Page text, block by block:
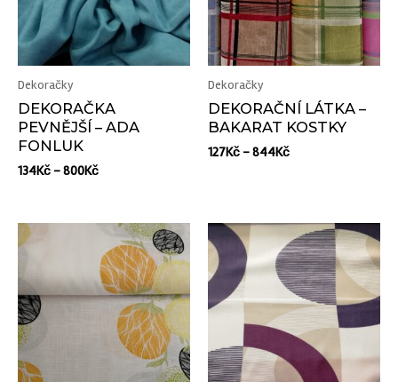
Dekoračky
DEKORAČKA
PEVNĚJŠÍ – ADA
FONLUK
134Kč –800Kč
Dekoračky
DEKORAČNÍ LÁTKA –
BAKARAT KOSTKY
127Kč –844Kč